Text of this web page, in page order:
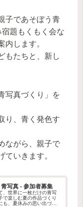
子であそぼう青
題もくもく会な
内します。
もたちと、新し
写真づくり」を
り、青く発色す
ながら、親子で
ていきます。
写真 - 参加者募集
、世界に一枚だけの青写
で楽しむ夏の作品づくり
も、夏休みの思い出づく